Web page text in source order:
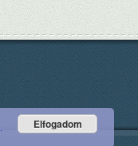
Elfogadom